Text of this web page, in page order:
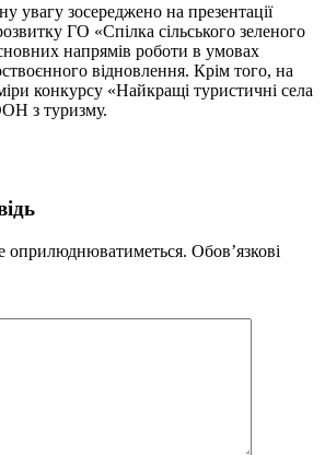
увагу зосереджено на презентації
ГО «Спілка сільського зеленого
напрямів роботи в умовах
відновлення. Крім того, на
конкурсу «Найкращі туристичні села
з туризму.
оприлюднюватиметься. Обов’язкові